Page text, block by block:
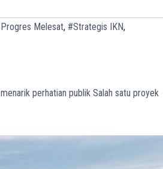
Melesat, #Strategis IKN,
perhatian publik Salah satu proyek